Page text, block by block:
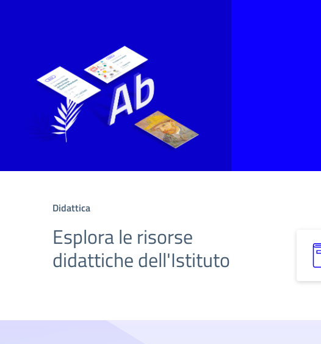
Didattica
Esplora le risorse
didattiche dell'Istituto